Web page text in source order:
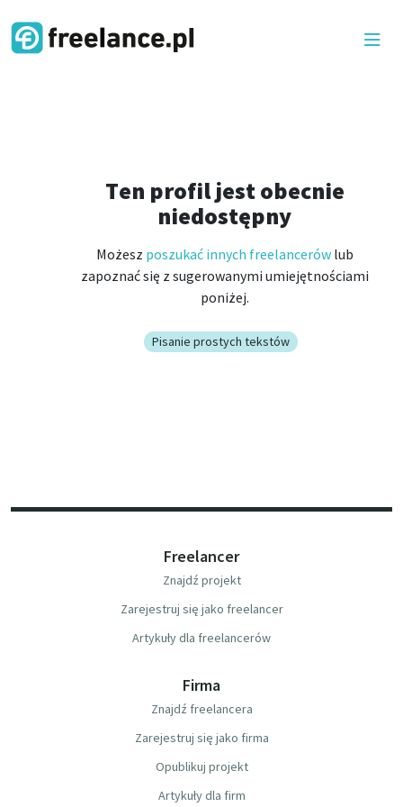
Ten profil jest obecnie
niedostępny
Możesz poszukać innych freelancerówlub
zapoznać się z sugerowanymi umiejętnościami
poniżej.
Pisanie prostych tekstów
Freelancer
Znajdź projekt
Zarejestruj się jako freelancer
Artykuły dla freelancerów
Firma
Znajdź freelancera
Zarejestruj się jako firma
Opublikuj projekt
Artykuły dla firm